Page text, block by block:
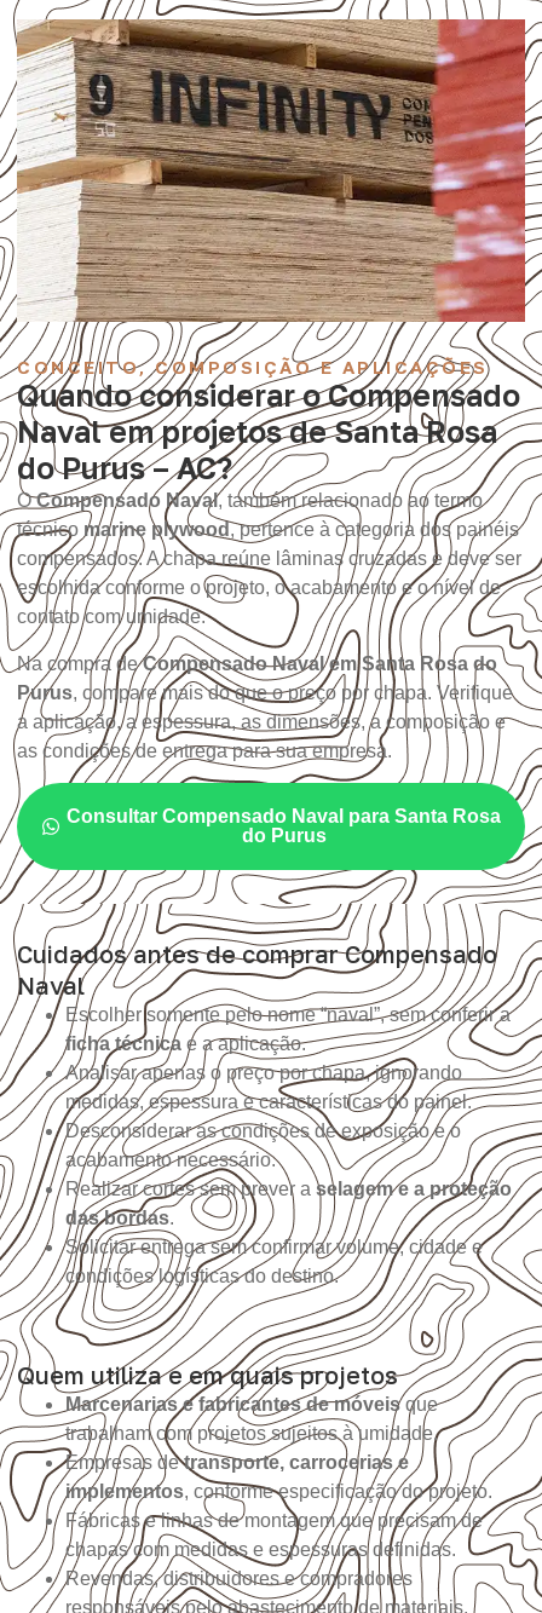
CONCEITO, COMPOSIÇÃO E APLICAÇÕES
Quando considerar o Compensado
Naval em projetos de Santa Rosa
do Purus – AC?
OCompensado Naval, também relacionado ao termo
técnico marine plywood, pertence à categoria dos painéis
compensados. A chapa reúne lâminas cruzadas e deve ser
escolhida conforme o projeto, o acabamento e o nível de
contato com umidade.
Na compra deCompensado Naval em Santa Rosa do
Purus, compare mais do que o preço por chapa. Verifique
a aplicação, a espessura, as dimensões, a composição e
as condições de entrega para sua empresa.
Consultar Compensado Naval para Santa Rosa
do Purus
Cuidados antes de comprar Compensado
Naval
Escolher somente pelo nome “naval”, sem conferir a
ficha técnica e a aplicação.
Analisar apenas o preço por chapa, ignorando
medidas, espessura e características do painel.
Desconsiderar as condições de exposição e o
acabamento necessário.
Realizar cortes sem prever a selagem e a proteção
das bordas.
Solicitar entrega sem confirmar volume, cidade e
condições logísticas do destino.
Quem utiliza e em quais projetos
Marcenarias e fabricantes de móveisque
trabalham com projetos sujeitos à umidade.
Empresas detransporte, carrocerias e
implementos, conforme especificação do projeto.
Fábricas e linhas de montagem que precisam de
chapas com medidas e espessuras definidas.
Revendas, distribuidores e compradores
responsáveis pelo abastecimento de materiais.